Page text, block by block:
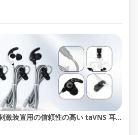
ウェアラブル迷走神経刺激装置用の信頼性の高い taVNS 耳電極の選び方